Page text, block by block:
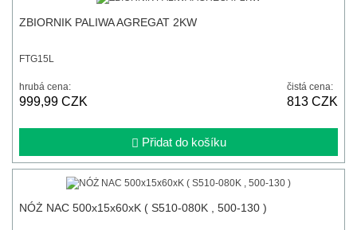
ZBIORNIK PALIWA AGREGAT 2KW
FTG15L
hrubá cena:
999,99 CZK
čistá cena:
813 CZK
Přidat do košíku
NÓŻ NAC 500x15x60xK ( S510-080K , 500-130 )